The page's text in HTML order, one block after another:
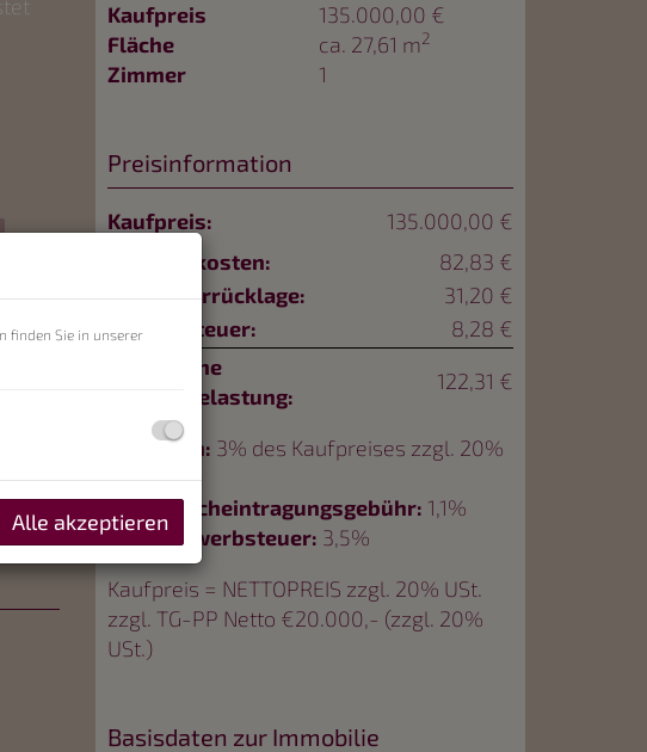
Kaufpreis
135.000,00 €
Fläche
ca. 27,61 m2
Zimmer 1
Preisinformation
Kaufpreis:
135.000,00 €
Betriebskosten:
82,83 €
Reparaturrücklage:
31,20 €
Umsatzsteuer:
8,28 €
monatliche
Gesamtbelastung:
122,31 €
Provision: 3% des Kaufpreises zzgl. 20%
USt.
Grundbucheintragungsgebühr: 1,1%
Grunderwerbsteuer: 3,5%
Kaufpreis = NETTOPREIS zzgl. 20% USt.
zzgl. TG-PP Netto €20.000,- (zzgl. 20%
USt.)
Basisdaten zur Immobilie
finden Sie in unserer
Alle akzeptieren